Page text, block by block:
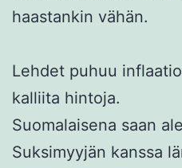
haastankin vähän.
Lehdet puhuu
kalliita hintoja.
Suomalaisena saan
Suksimyyjän kanssa